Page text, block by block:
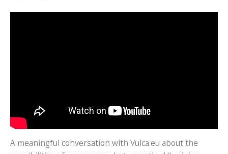
A meaningful conversation with Vulca.eu about the